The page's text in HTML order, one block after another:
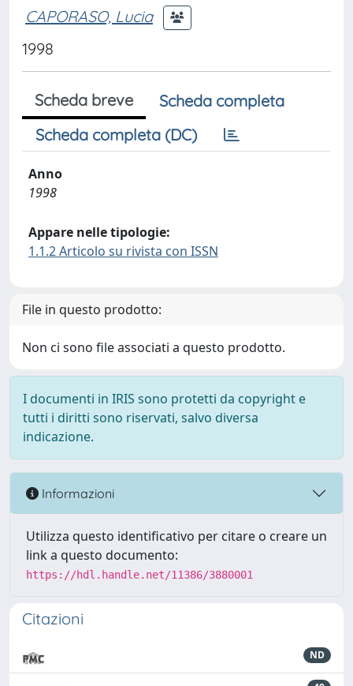
CAPORASO, Lucia
1998
Scheda breve
Scheda completa
Scheda completa (DC)
Anno
1998
Appare nelle tipologie:
1.1.2 Articolo su rivista con ISSN
File in questo prodotto:
Non ci sono file associati a questo prodotto.
I documenti in IRIS sono protetti da copyright e
tutti i diritti sono riservati, salvo diversa
indicazione.
Informazioni
Utilizza questo identificativo per citare o creare un
link a questo documento:
https://hdl.handle.net/11386/3880001
Citazioni
ND